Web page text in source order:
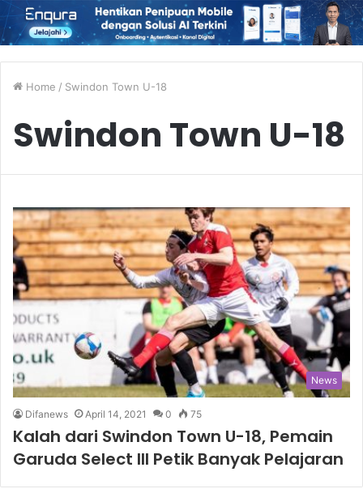
Home / Swindon Town U-18
Swindon Town U-18
News
Difanews April 14, 2021 0 75
Kalah dari Swindon Town U-18, Pemain
Garuda Select III Petik Banyak Pelajaran